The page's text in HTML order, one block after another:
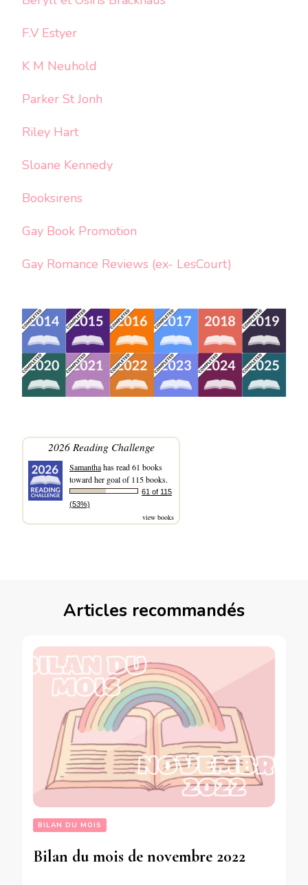
F.V Estyer
K M Neuhold
Parker St Jonh
Riley Hart
Sloane Kennedy
Booksirens
Gay Book Promotion
Gay Romance Reviews (ex- LesCourt)
2026 Reading Challenge
Samanthahas read 61 books
toward her goal of 115 books.
61 of 115
(53%)
view books
Articles recommandés
BILAN DU MOIS
Bilan du mois de novembre 2022